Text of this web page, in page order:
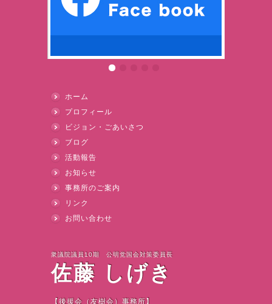
ホーム
プロフィール
ビジョン・ごあいさつ
ブログ
活動報告
お知らせ
事務所のご案内
リンク
お問い合わせ
衆議院議員10期 公明党国会対策委員長
佐藤 しげき
【後援会（友樹会）事務所】